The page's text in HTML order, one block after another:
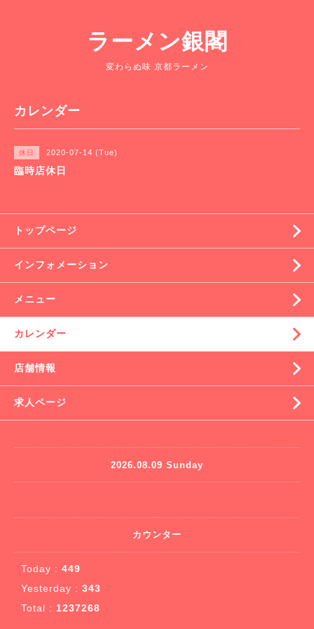
ラーメン銀閣
変わらぬ味 京都ラーメン
カレンダー
休日 2020-07-14 (Tue)
臨時店休日
トップページ
インフォメーション
メニュー
カレンダー
店舗情報
求人ページ
2026.08.09 Sunday
カウンター
Today : 449
Yesterday : 343
Total : 1237268